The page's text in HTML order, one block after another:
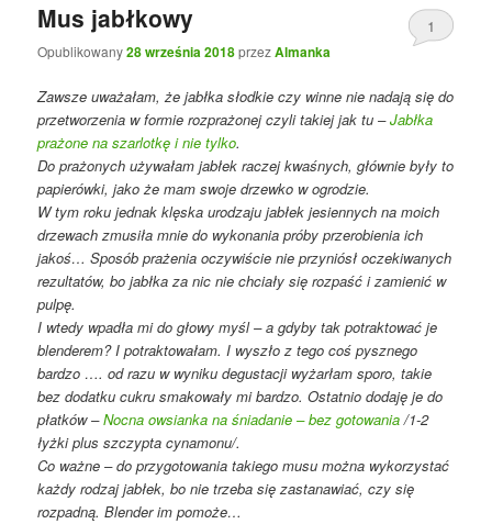
Mus jabłkowy
Opublikowany28 września 2018przezAlmanka
1
Zawsze uważałam, że jabłka słodkie czy winne nie nadają się do
przetworzenia w formie rozprażonej czyli takiej jak tu –Jabłka
prażone na szarlotkę i nie tylko.
Do prażonych używałam jabłek raczej kwaśnych, głównie były to
papierówki, jako że mam swoje drzewko w ogrodzie.
W tym roku jednak klęska urodzaju jabłek jesiennych na moich
drzewach zmusiła mnie do wykonania próby przerobienia ich
jakoś… Sposób prażenia oczywiście nie przyniósł oczekiwanych
rezultatów, bo jabłka za nic nie chciały się rozpaść i zamienić w
pulpę.
I wtedy wpadła mi do głowy myśl – a gdyby tak potraktować je
blenderem? I potraktowałam. I wyszło z tego coś pysznego
bardzo …. od razu w wyniku degustacji wyżarłam sporo, takie
bez dodatku cukru smakowały mi bardzo. Ostatnio dodaję je do
płatków –Nocna owsianka na śniadanie – bez gotowania/1-2
łyżki plus szczypta cynamonu/.
Co ważne – do przygotowania takiego musu można wykorzystać
każdy rodzaj jabłek, bo nie trzeba się zastanawiać, czy się
rozpadną. Blender im pomoże…